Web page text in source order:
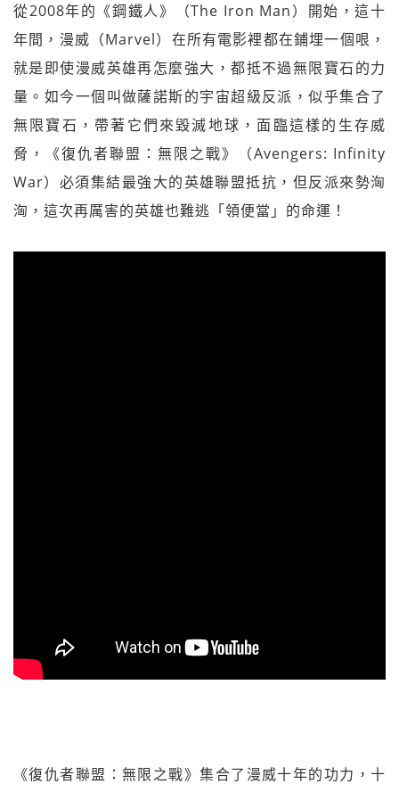
從2008年的《鋼鐵人》（The Iron Man）開始，這十
年間，漫威（Marvel）在所有電影裡都在鋪埋一個哏，
就是即使漫威英雄再怎麼強大，都抵不過無限寶石的力
量。如今一個叫做薩諾斯的宇宙超級反派，似乎集合了
無限寶石，帶著它們來毀滅地球，面臨這樣的生存威
脅，《復仇者聯盟：無限之戰》（Avengers: Infinity
War）必須集結最強大的英雄聯盟抵抗，但反派來勢洶
洶，這次再厲害的英雄也難逃「領便當」的命運！
《復仇者聯盟：無限之戰》集合了漫威十年的功力，十